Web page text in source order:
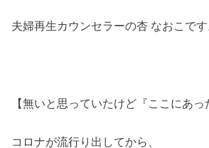
夫婦再生カウンセラーの杏 なおこです
【無いと思っていたけど『ここにあっ
コロナが流行り出してから、